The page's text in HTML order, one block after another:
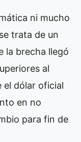
ni mucho
trata de un
la brecha llegó
al
el dólar oficial
en no
para fin de